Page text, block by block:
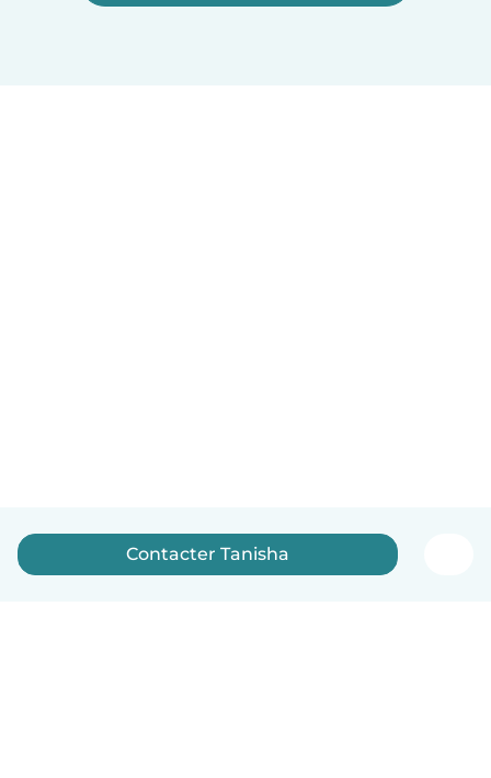
Contacter Tanisha